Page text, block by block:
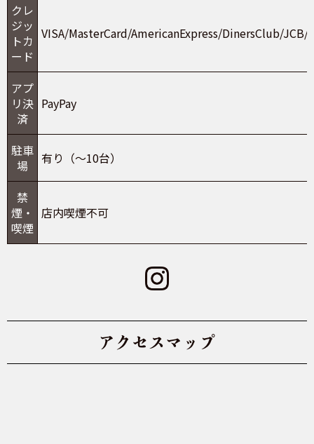
クレ
ジッ
トカ
ード
VISA/MasterCard/AmericanExpress/DinersClub/JCB/
アプ
リ決
済
PayPay
駐車
場
有り（～10台）
禁
煙・
喫煙
店内喫煙不可
アクセスマップ